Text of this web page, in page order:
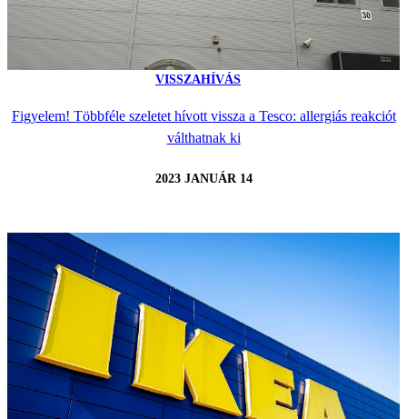
VISSZAHÍVÁS
Figyelem! Többféle szeletet hívott vissza a Tesco: allergiás reakciót
válthatnak ki
2023 JANUÁR 14